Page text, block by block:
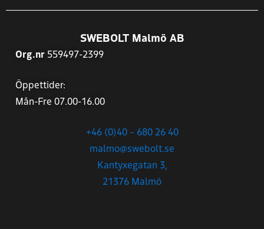
SWEBOLT Malmö AB
Org.nr 559497-2399
Öppettider:
Mån-Fre 07.00-16.00
+46 (0)40 – 680 26 40
malmo@swebolt.se
Kantyxegatan 3,
21376 Malmö